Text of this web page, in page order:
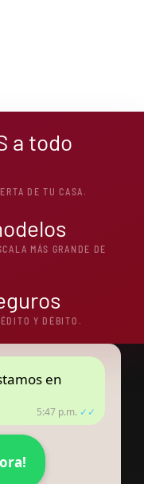
a todo
DE TU CASA.
MÁS GRANDE DE
Y DÉBITO.
en
5:47 p.m. ✓✓